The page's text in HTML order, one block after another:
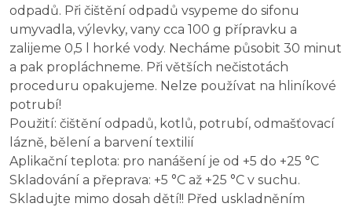
odpadů. Při čištění odpadů vsypeme do sifonu
umyvadla, výlevky, vany cca 100 g přípravku a
zalijeme 0,5 l horké vody. Necháme působit 30 minut
a pak propláchneme. Při větších nečistotách
proceduru opakujeme. Nelze používat na hliníkové
potrubí!
Použití: čištění odpadů, kotlů, potrubí, odmašťovací
lázně, bělení a barvení textilií
Aplikační teplota: pro nanášení je od +5 do +25 °C
Skladování a přeprava: +5 °C až +25 °C v suchu.
Skladujte mimo dosah dětí!! Před uskladněním